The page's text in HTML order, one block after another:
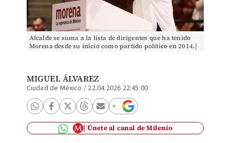
Alcalde se suma a la lista de dirigentes que ha tenido
Morena desde su inicio como partido político en 2014.|
MIGUEL ÁLVAREZ
Ciudad de México / 22.04.2026 22:45:00
Únete al canal de Milenio